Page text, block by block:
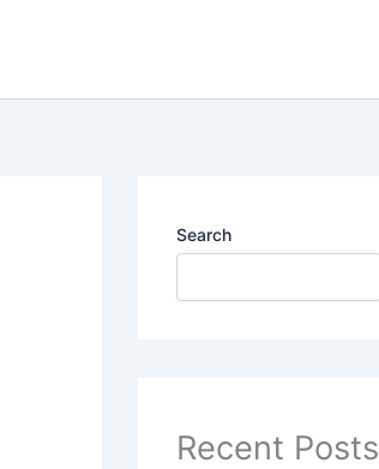
Search
Recent Posts